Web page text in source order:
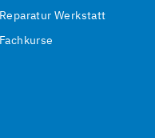
Reparatur Werkstatt
Fachkurse